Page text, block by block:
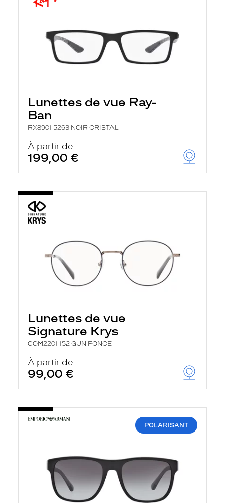
Lunettes de vue Ray-
Ban
RX8901 5263 NOIR CRISTAL
À partir de
199,00 €
Lunettes de vue
Signature Krys
COM2201 152 GUN FONCE
À partir de
99,00 €
POLARISANT